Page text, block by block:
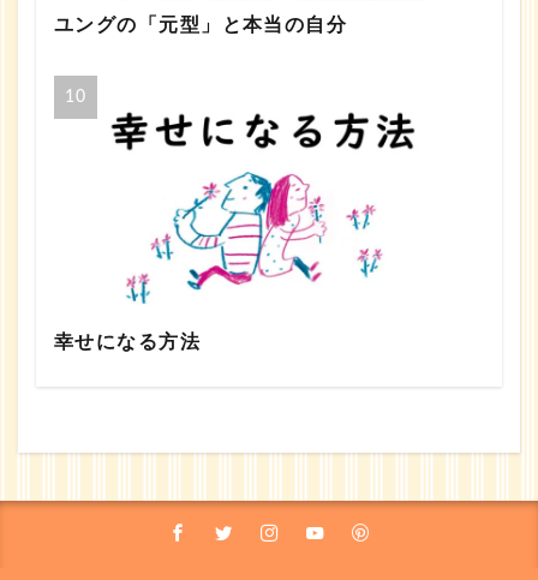
ユングの「元型」と本当の自分
幸せになる方法